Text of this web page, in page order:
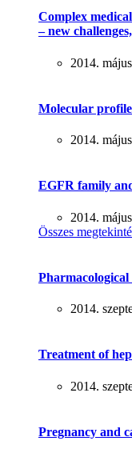
Complex
– new
2014.
Molecular
2014.
EGFR family
2014.
Összes
2014.
Treatment of
2014.
Pregnancy and